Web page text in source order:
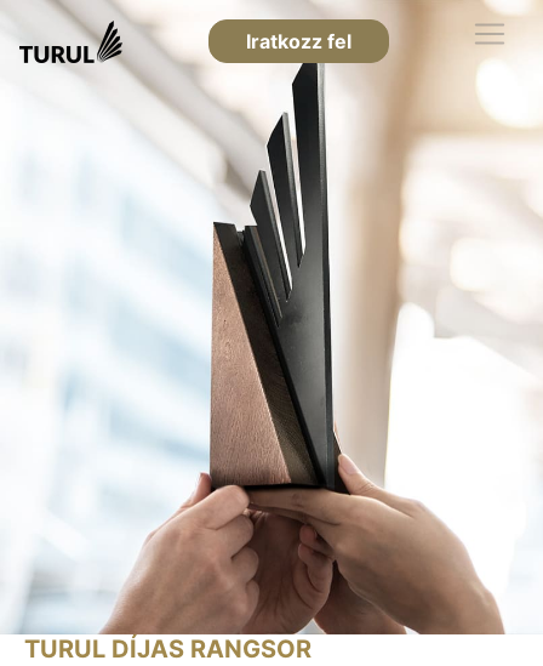
Iratkozz fel
TURUL DÍJAS RANGSOR